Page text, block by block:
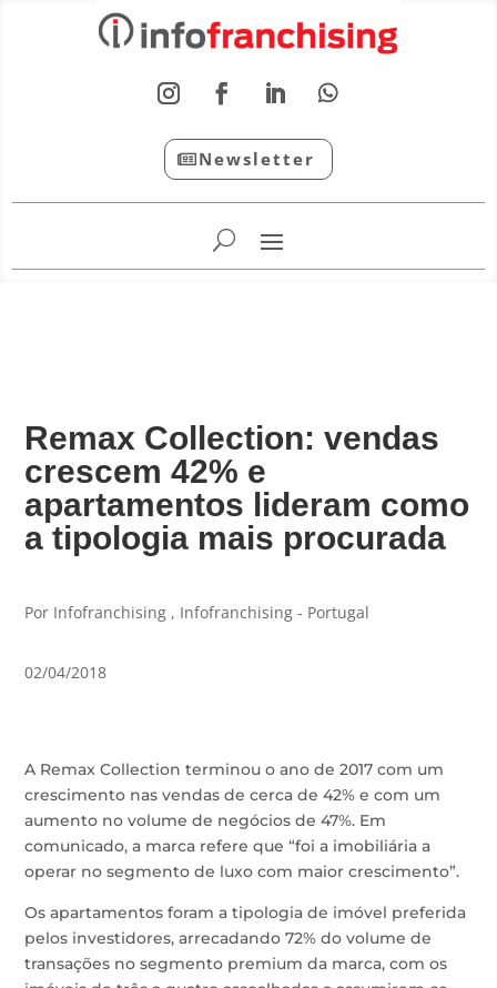
Newsletter
Remax Collection: vendas
crescem 42% e
apartamentos lideram como
a tipologia mais procurada
Por Infofranchising , Infofranchising - Portugal
02/04/2018
A Remax Collection terminou o ano de 2017 com um
crescimento nas vendas de cerca de 42% e com um
aumento no volume de negócios de 47%. Em
comunicado, a marca refere que “foi a imobiliária a
operar no segmento de luxo com maior crescimento”.
Os apartamentos foram a tipologia de imóvel preferida
pelos investidores, arrecadando 72% do volume de
transações no segmento premium da marca, com os